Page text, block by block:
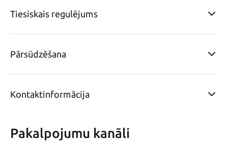
Tiesiskais regulējums
Pārsūdzēšana
Kontaktinformācija
Pakalpojumu kanāli